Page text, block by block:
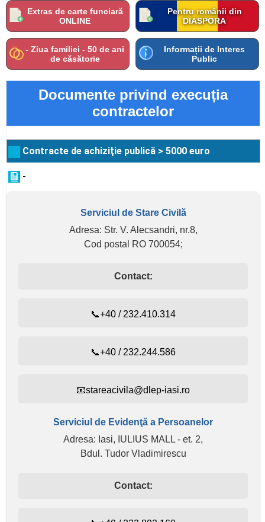
Extras de carte funciară
ONLINE
Pentru românii din
DIASPORA
- Ziua familiei - 50 de ani
de căsătorie
Informații de Interes
Public
Documente privind execuția
contractelor
Contracte de achiziţie publică > 5000 euro
-
Serviciul de Stare Civilă
Adresa: Str. V. Alecsandri, nr.8,
Cod postal RO 700054;
Contact:
📞+40 / 232.410.314
📞+40 / 232.244.586
📧stareacivila@dlep-iasi.ro
Serviciul de Evidenţă a Persoanelor
Adresa: Iasi, IULIUS MALL - et. 2,
Bdul. Tudor Vladimirescu
Contact: